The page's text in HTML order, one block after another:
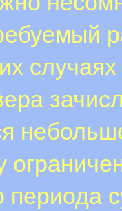
периода